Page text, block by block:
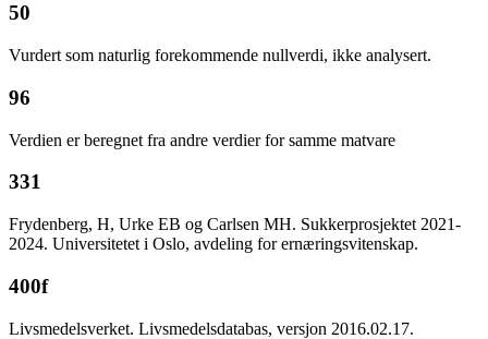
50
Vurdert som naturlig forekommende nullverdi, ikke analysert.
96
Verdien er beregnet fra andre verdier for samme matvare
331
Frydenberg, H, Urke EB og Carlsen MH. Sukkerprosjektet 2021-
2024. Universitetet i Oslo, avdeling for ernæringsvitenskap.
400f
Livsmedelsverket. Livsmedelsdatabas, versjon 2016.02.17.